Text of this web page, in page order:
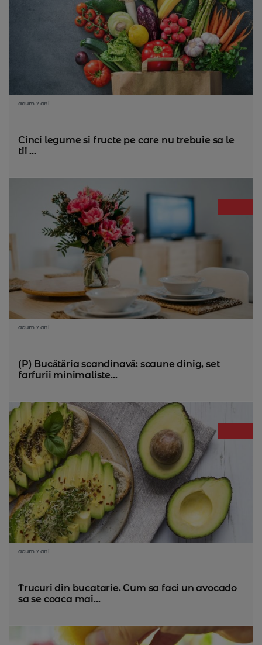
acum 7 ani
Cinci legume si fructe pe care nu trebuie sa le
tii ...
acum 7 ani
(P) Bucătăria scandinavă: scaune dinig, set
farfurii minimaliste...
acum 7 ani
Trucuri din bucatarie. Cum sa faci un avocado
sa se coaca mai...